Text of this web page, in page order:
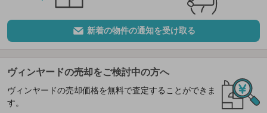
新着の物件の通知を受け取る
ヴィンヤードの売却をご検討中の方へ
ヴィンヤードの売却価格を無料で査定することができま
す。